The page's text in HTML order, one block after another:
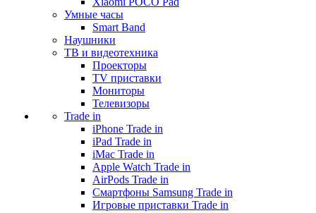
Умные часы
Smart Band
Наушники
ТВ и видеотехника
Проекторы
TV приставки
Мониторы
Телевизоры
Trade in
iPhone Trade in
iPad Trade in
iMac Trade in
Apple Watch Trade in
AirPods Trade in
Смартфоны Samsung Trade in
Игровые приставки Trade in